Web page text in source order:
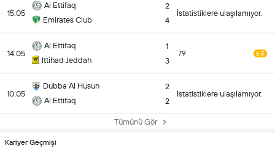
15.05
Al Ettifaq
Emirates Club
2
4
İstatistiklere ulaşılamıyor.
14.05
Al Ettifaq
Ittihad Jeddah
1
3
79 6.5
10.05
Dubba Al Husun
Al Ettifaq
2
2
İstatistiklere ulaşılamıyor.
Tümünü Gör
Kariyer Geçmişi